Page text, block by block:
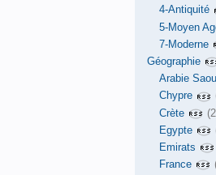
4-Antiquité
5-Moyen
7-Moderne
Géographie
Arabie
Chypre
Crète
Egypte
Emirats
France